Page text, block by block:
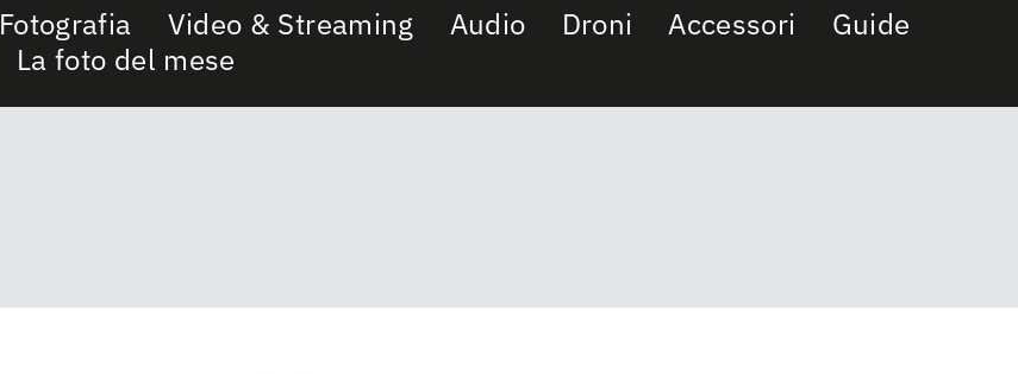
Fotografia Video & Streaming Audio Droni Accessori
Guide
La foto del mese